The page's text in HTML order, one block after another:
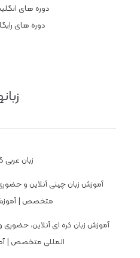
دوره های
دوره های
زبان
آموزش زبان چینی آنلاین و حضوری
متخصص |
آموزش زبان کره ای آنلاین، حضوری
المللی متخصص |